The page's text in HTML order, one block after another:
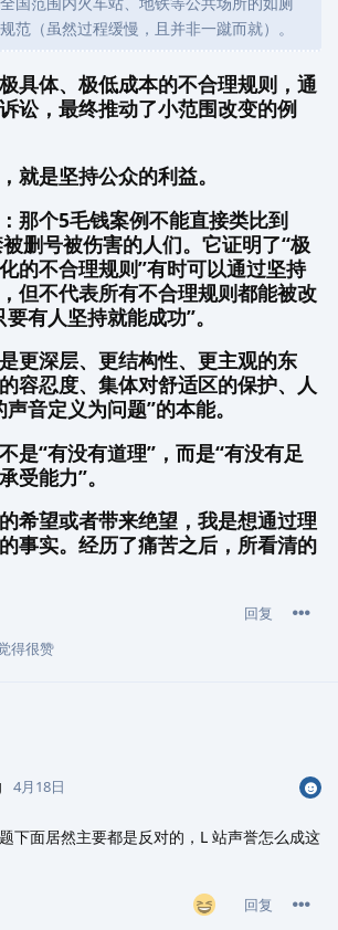
范（虽然过程缓慢，且并非一蹴而就）。
具体、极低成本的不合理规则，通
讼，最终推动了小范围改变的例
就是坚持公众的利益。
那个5毛钱案例不能直接类比到
删号被伤害的人们。它证明了“极
的不合理规则”有时可以通过坚持
但不代表所有不合理规则都能被改
有人坚持就能成功”。
更深层、更结构性、更主观的东
容忍度、集体对舒适区的保护、人
音定义为问题”的本能。
是“有没有道理”，而是“有没有足
受能力”。
希望或者带来绝望，我是想通过理
事实。经历了痛苦之后，所看清的
回复
得很赞
4月18日
下面居然主要都是反对的，L 站声誉怎么成这
回复